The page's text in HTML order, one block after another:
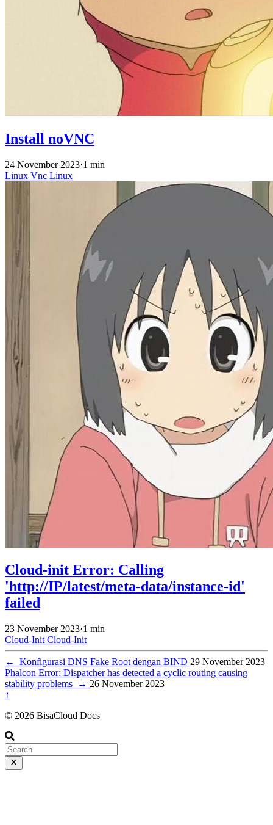
Install noVNC
24 November 2023·1 min
Linux Vnc Linux
Cloud-init Error: Calling
'http://IP/latest/meta-data/instance-id'
failed
23 November 2023·1 min
Cloud-Init Cloud-Init
← Konfigurasi DNS Fake Root dengan BIND 29 November 2023
Phalcon Error: Dispatcher has detected a cyclic routing causing
stability problems
→ 26 November 2023
↑
© 2026 BisaCloud Docs